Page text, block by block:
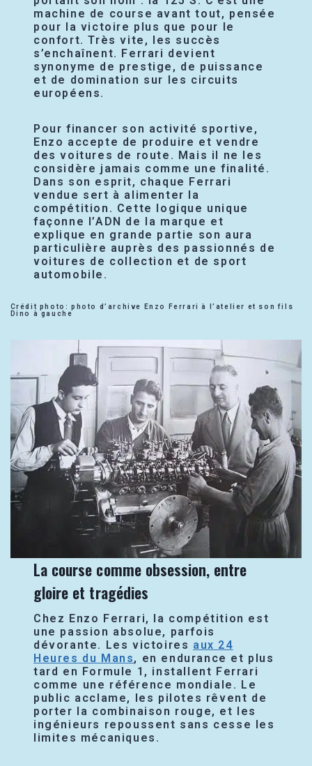
machine de course avant tout, pensée
pour la victoire plus que pour le
confort. Très vite, les succès
s’enchaînent. Ferrari devient
synonyme de prestige, de puissance
et de domination sur les circuits
européens.
Pour financer son activité sportive,
Enzo accepte de produire et vendre
des voitures de route. Mais il ne les
considère jamais comme une finalité.
Dans son esprit, chaque Ferrari
vendue sert à alimenter la
compétition. Cette logique unique
façonne l’ADN de la marque et
explique en grande partie son aura
particulière auprès des passionnés de
voitures de collection et de sport
automobile.
Crédit photo: photo d’archive Enzo Ferrari à l’atelier et son fils
Dino à gauche
La course comme obsession, entre
gloire et tragédies
Chez Enzo Ferrari, la compétition est
une passion absolue, parfois
dévorante. Les victoires aux 24
Heures du Mans, en endurance et plus
tard en Formule 1, installent Ferrari
comme une référence mondiale. Le
public acclame, les pilotes rêvent de
porter la combinaison rouge, et les
ingénieurs repoussent sans cesse les
limites mécaniques.